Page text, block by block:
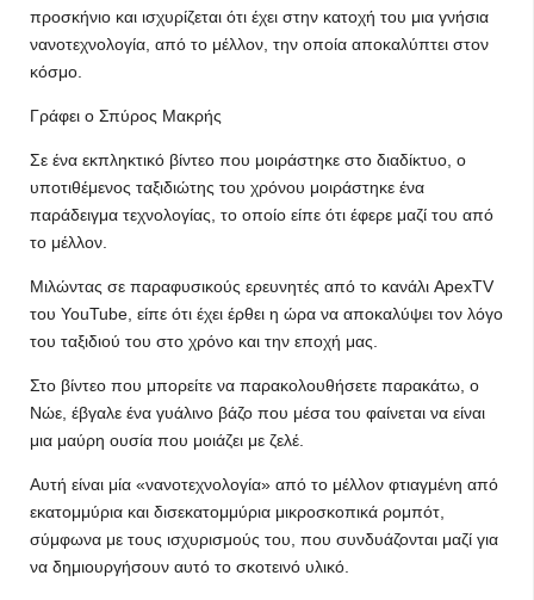
προσκήνιο και ισχυρίζεται ότι έχει στην κατοχή του μια γνήσια
νανοτεχνολογία, από το μέλλον, την οποία αποκαλύπτει στον
κόσμο.
Γράφει ο Σπύρος Μακρής
Σε ένα εκπληκτικό βίντεο που μοιράστηκε στο διαδίκτυο, ο
υποτιθέμενος ταξιδιώτης του χρόνου μοιράστηκε ένα
παράδειγμα τεχνολογίας, το οποίο είπε ότι έφερε μαζί του από
το μέλλον.
Μιλώντας σε παραφυσικούς ερευνητές από το κανάλι ApexTV
του YouTube, είπε ότι έχει έρθει η ώρα να αποκαλύψει τον λόγο
του ταξιδιού του στο χρόνο και την εποχή μας.
Στο βίντεο που μπορείτε να παρακολουθήσετε παρακάτω, ο
Νώε, έβγαλε ένα γυάλινο βάζο που μέσα του φαίνεται να είναι
μια μαύρη ουσία που μοιάζει με ζελέ.
Αυτή είναι μία «νανοτεχνολογία» από το μέλλον φτιαγμένη από
εκατομμύρια και δισεκατομμύρια μικροσκοπικά ρομπότ,
σύμφωνα με τους ισχυρισμούς του, που συνδυάζονται μαζί για
να δημιουργήσουν αυτό το σκοτεινό υλικό.